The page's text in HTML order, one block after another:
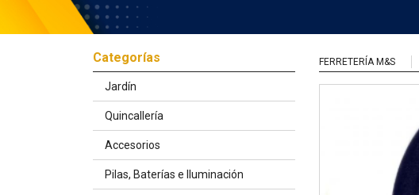
Categorías
Jardín
Quincallería
Accesorios
Pilas, Baterías e Iluminación
FERRETERÍA M&S